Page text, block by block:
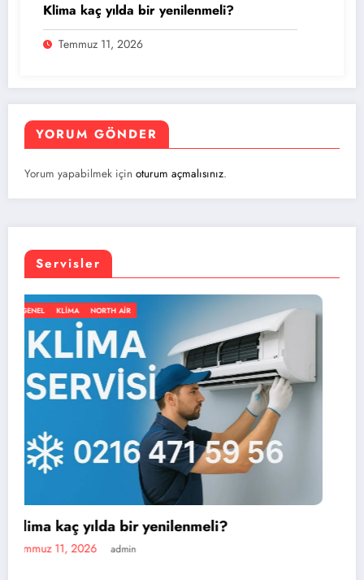
Klima kaç yılda bir yenilenmeli?
Temmuz 11, 2026
YORUM GÖNDER
Yorum yapabilmek için oturum açmalısınız.
Servisler